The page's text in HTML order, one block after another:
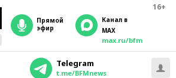
16+
прямой
эфир
Канал в
MAX
max.ru/bfm
Telegram
t.me/BFMnews